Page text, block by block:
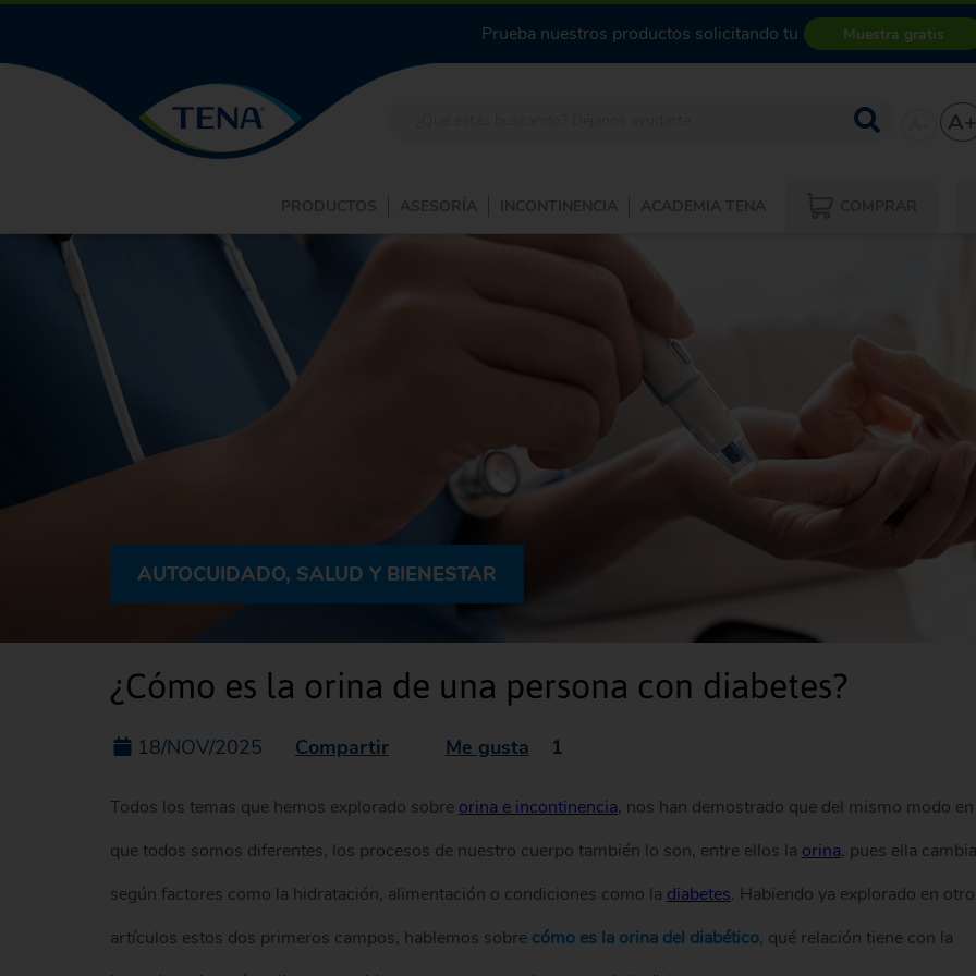
Prueba nuestros productos solicitando tu Muestra gratis
A+
PRODUCTOS ASESORÍA INCONTINENCIA ACADEMIA TENA COMPRAR
AUTOCUIDADO, SALUD Y BIENESTAR
¿Cómo es la orina de una persona con diabetes?
18/NOV/2025 Compartir Me gusta 1
Todos los temas que hemos explorado sobre orina e incontinencia, nos han demostrado que del mismo modo en
que todos somos diferentes, los procesos de nuestro cuerpo también lo son, entre ellos la orina, pues ella cambia
según factores como la hidratación, alimentación o condiciones como la diabetes. Habiendo ya explorado en
artículos estos dos primeros campos, hablemos sobre cómo es la orina del diabético, qué relación tiene con la